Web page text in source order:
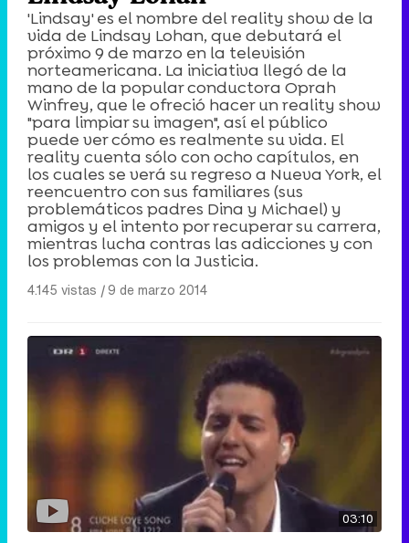
'Lindsay' es el nombre del reality show de la
vida de Lindsay Lohan, que debutará el
próximo 9 de marzo en la televisión
norteamericana. La iniciativa llegó de la
mano de la popular conductora Oprah
Winfrey, que le ofreció hacer un reality show
"para limpiar su imagen", así el público
puede ver cómo es realmente su vida. El
reality cuenta sólo con ocho capítulos, en
los cuales se verá su regreso a Nueva York, el
reencuentro con sus familiares (sus
problemáticos padres Dina y Michael) y
amigos y el intento por recuperar su carrera,
mientras lucha contras las adicciones y con
los problemas con la Justicia.
4.145 vistas |9 de marzo 2014
03:10